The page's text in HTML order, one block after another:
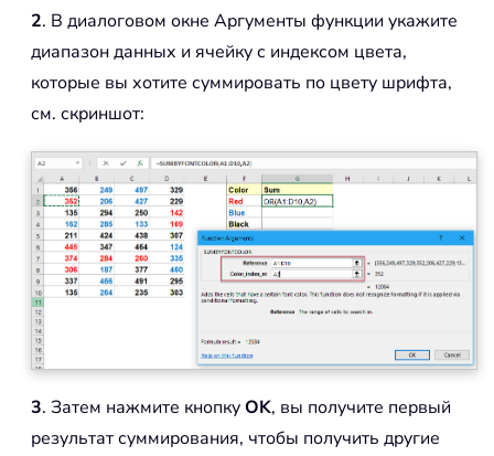
2. В диалоговом окне Аргументы функции укажите
диапазон данных и ячейку с индексом цвета,
которые вы хотите суммировать по цвету шрифта,
см. скриншот:
3. Затем нажмите кнопкуOK, вы получите первый
результат суммирования, чтобы получить другие